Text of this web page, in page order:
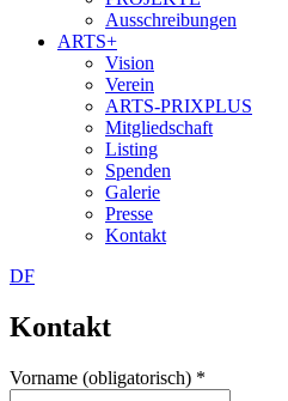
Ausschreibungen
ARTS+
Vision
Verein
ARTS-PRIXPLUS
Mitgliedschaft
Listing
Spenden
Galerie
Presse
Kontakt
DF
Kontakt
Vorname (obligatorisch) *